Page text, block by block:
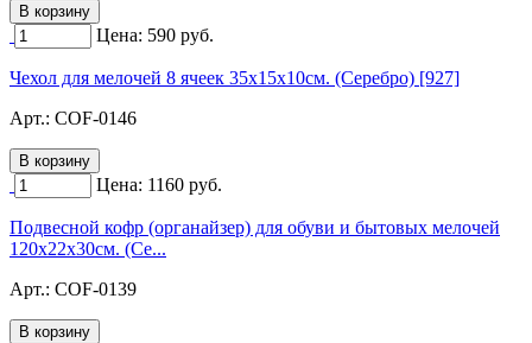
Цена: 590 руб.
Чехол для мелочей 8 ячеек 35х15х10см. (Серебро) [927]
Арт.: COF-0146
Цена: 1160 руб.
Подвесной кофр (органайзер) для обуви и бытовых мелочей
120х22х30см. (Се...
Арт.: COF-0139